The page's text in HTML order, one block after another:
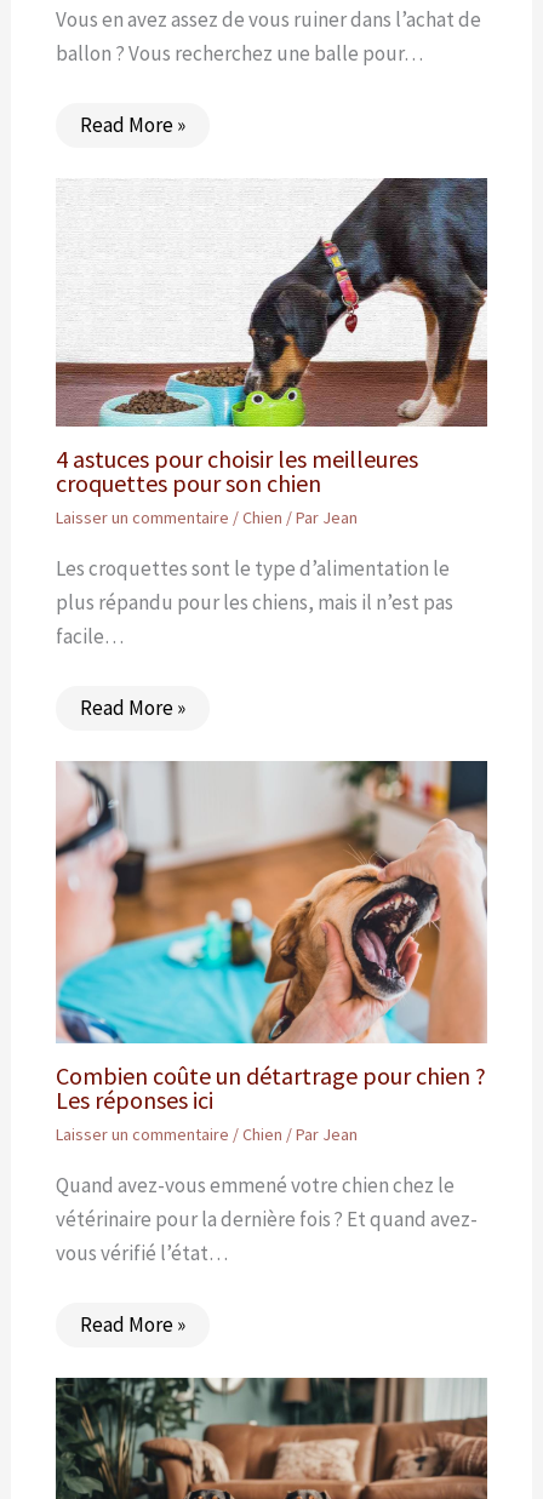
Vous en avez assez de vous ruiner dans l’achat de
ballon ? Vous recherchez une balle pour…
Read More »
4 astuces pour choisir les meilleures
croquettes pour son chien
Laisser un commentaire /Chien / Par Jean
Les croquettes sont le type d’alimentation le
plus répandu pour les chiens, mais il n’est pas
facile…
Read More »
Combien coûte un détartrage pour chien ?
Les réponses ici
Laisser un commentaire /Chien / Par Jean
Quand avez-vous emmené votre chien chez le
vétérinaire pour la dernière fois ? Et quand avez-
vous vérifié l’état…
Read More »